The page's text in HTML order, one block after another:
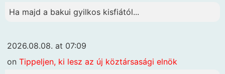
Ha majd a bakui gyilkos kisfiától...
2026.08.08. at 07:09
on Tippeljen, ki lesz az új köztársasági elnök